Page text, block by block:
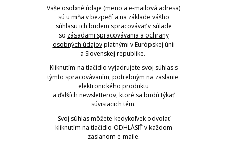
Vaše osobné údaje (meno a e-mailová adresa)
sú u mňa v bezpečí a na základe vášho
súhlasu ich budem spracovávať v súlade
so zásadami spracovávania a ochrany
osobných údajovplatnými v Európskej únii
a Slovenskej republike.
Kliknutím na tlačidlo vyjadrujete svoj súhlas s
týmto spracovávaním, potrebným na zaslanie
elektronického produktu
a ďalších newsletterov, ktoré sa budú týkať
súvisiacich tém.
Svoj súhlas môžete kedykoľvek odvolať
kliknutím na tlačidlo ODHLÁSIŤ v každom
zaslanom e-maile.